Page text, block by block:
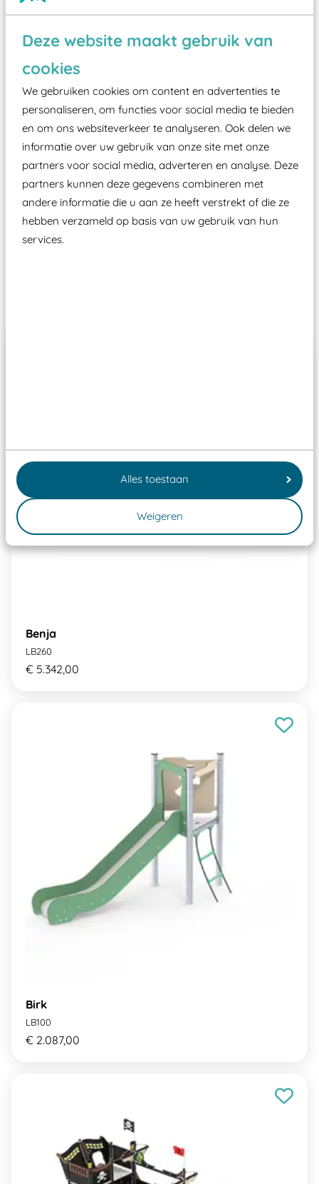
Deze website maakt gebruik van
cookies
We gebruiken cookies om content en advertenties te
personaliseren, om functies voor social media te bieden
en om ons websiteverkeer te analyseren. Ook delen we
informatie over uw gebruik van onze site met onze
partners voor social media, adverteren en analyse. Deze
partners kunnen deze gegevens combineren met
andere informatie die u aan ze heeft verstrekt of die ze
hebben verzameld op basis van uw gebruik van hun
services.
Alles toestaan
Weigeren
Wist je dat:
Vanaf een valhoogte van 1,5 meter een speciale
zoals kunstgras, rubber tegels of boomschors?
Elk speeltoestel in de openbare ruimte voorzien
moet zijn van een typekeuring, -plaatje en
certificering, uitgegeven door een Nederlands
aangewezen keuringsinstantie?
Wij ook speeltoestellen kunnen laten keuren zodat
ze toch binnen het Warenwetbesluit Attractie- en
Speeltoestellen vallen?
Benja
LB260
€ 5.342,00
Birk
LB100
€ 2.087,00